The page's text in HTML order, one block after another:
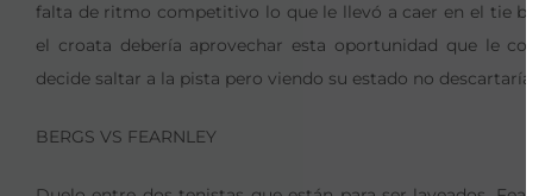
falta de ritmo competitivo lo que le llevó a caer en el tie
el croata debería aprovechar esta oportunidad que le
decide saltar a la pista pero viendo su estado no descartaría
BERGS VS FEARNLEY